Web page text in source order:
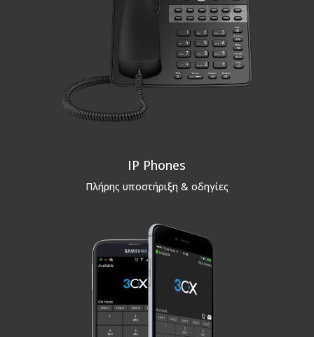
IP Phones
Πλήρης υποστήριξη & οδηγίες